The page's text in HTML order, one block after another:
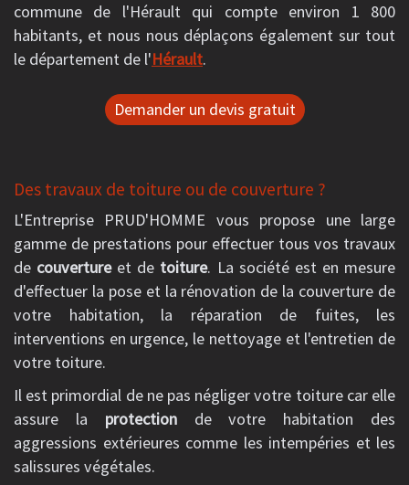
commune de l'Hérault qui compte environ 1 800
habitants, et nous nous déplaçons également sur tout
le département de l'Hérault.
Demander un devis gratuit
Des travaux de toiture ou de couverture ?
L'Entreprise PRUD'HOMME vous propose une large
gamme de prestations pour effectuer tous vos travaux
de couvertureet de toiture. La société est en mesure
d'effectuer la pose et la rénovation de la couverture de
votre habitation, la réparation de fuites, les
interventions en urgence, le nettoyage et l'entretien de
votre toiture.
Il est primordial de ne pas négliger votre toiture car elle
assure la protectionde votre habitation des
aggressions extérieures comme les intempéries et les
salissures végétales.